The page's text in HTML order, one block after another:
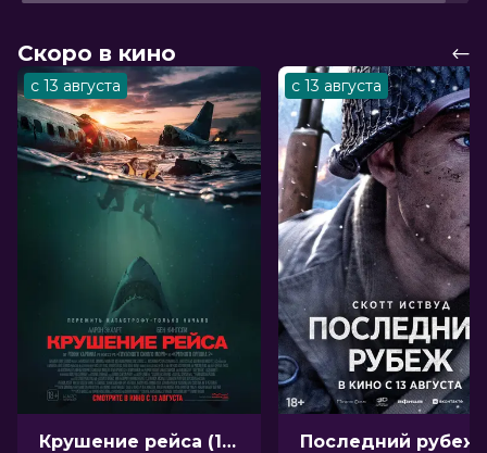
Скоро в кино
с 13 августа
Крушение рейса (18+)
с 13 августа